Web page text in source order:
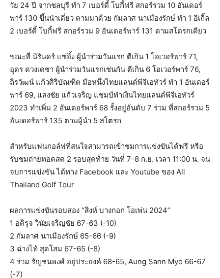
วัย 24 ปี จากชลบุรี ทำ 7 เบอร์ดี้ โบกี้ฟรี สกอร์รวม 10 อันเดอร์
พาร์ 130 ขึ้นนำเดี่ยว ตามมาด้วย กัมลาศ นาเมืองรักษ์ ทำ 1 อีเกิ้ล
2 เบอร์ดี้ โบกี้ฟรี สกอร์รวม 9 อันเดอร์พาร์ 131 ตามสโตรกเดียว
ขณะที่ นิรันดร์ แซ่อึ้ง ผู้นำร่วมวันแรก ตีเกิน 1 โอเวอร์พาร์ 71,
อุดร ดวงเดชา ผู้นำร่วมวันแรกเช่นกัน ตีเกิน 6 โอเวอร์พาร์ 76,
ถิรวัฒน์ แก้วศิริบัณฑิต มือหนึ่งไทยแลนด์พีจีเอทัวร์ ทำ 1 อันเดอร์
พาร์ 69, แสงชัย แก้วเจริญ แชมป์ทำเงินไทยแลนด์พีจีเอทัวร์
2023 ทำเพิ่ม 2 อันเดอร์พาร์ 68 รั้งอยู่อันดับ 7 ร่วม ที่สกอร์รวม 5
อันเดอร์พาร์ 135 ตามผู้นำ 5 สโตรก
สำหรับแฟนกอล์ฟที่สนใจสามารถเข้าชมการแข่งขันได้ฟรี หรือ
รับชมถ่ายทอดสด 2 รอบสุดท้าย วันที่ 7-8 ก.ย. เวลา 11:00 น. จน
จบการแข่งขัน ได้ทาง Facebook และ Youtube ของ All
Thailand Golf Tour
ผลการแข่งขันรอบสอง “สิงห์ บางกอก โอเพ่น 2024”
1 อติรุจ วินัยเจริญชัย 67-63 (-10)
2 กัมลาศ นาเมืองรักษ์ 65-66 (-9)
3 ฉ่างไท้ สุดโสม 67-65 (-8)
4 ร่วม รัญชนพงศ์ อยู่ประยงค์ 68-65, Aung Sann Myo 66-67
(-7)